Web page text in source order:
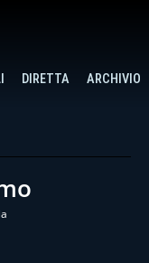
DIRETTA ARCHIVIO